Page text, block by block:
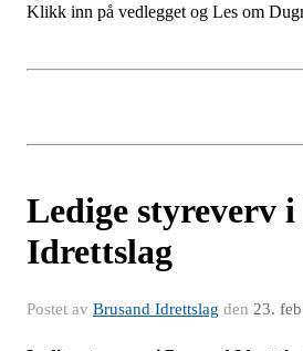
Klikk inn på vedlegget og Les om
Ledige styreverv
Idrettslag
Postet av Brusand Idrettslag den 23.